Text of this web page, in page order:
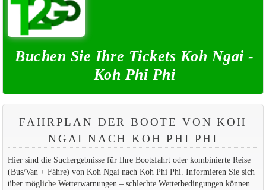
Buchen Sie Ihre Tickets Koh Ngai -
Koh Phi Phi
FAHRPLAN DER BOOTE VON KOH
NGAI NACH KOH PHI PHI
Hier sind die Suchergebnisse für Ihre Bootsfahrt oder kombinierte Reise
(Bus/Van + Fähre) von Koh Ngai nach Koh Phi Phi. Informieren Sie sich
über mögliche Wetterwarnungen – schlechte Wetterbedingungen können